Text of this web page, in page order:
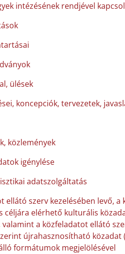
intézésének rendjével
ülések
koncepciók, tervezetek,
közlemények
igénylése
adatszolgáltatás
ellátó szerv kezelésében levő,
céljára elérhető kulturális
valamint a közfeladatot ellátó
újrahasznosítható
formátumok megjelölésével